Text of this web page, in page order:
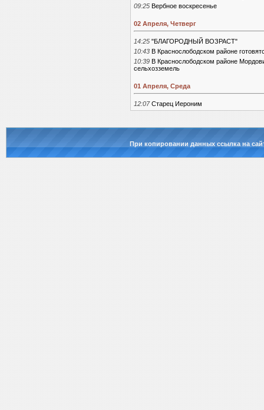
09:25 Вербное воскресенье
02 Апреля, Четверг
14:25 "БЛАГОРОДНЫЙ ВОЗРАСТ"
10:43 В Краснослободском районе
10:39 В Краснослободском районе
сельхозземель
01 Апреля, Среда
12:07 Старец Иероним
При копировании данных ссылка на